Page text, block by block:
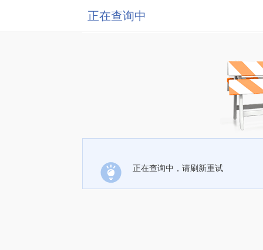
正在查询中
正在查询中，请刷新重试